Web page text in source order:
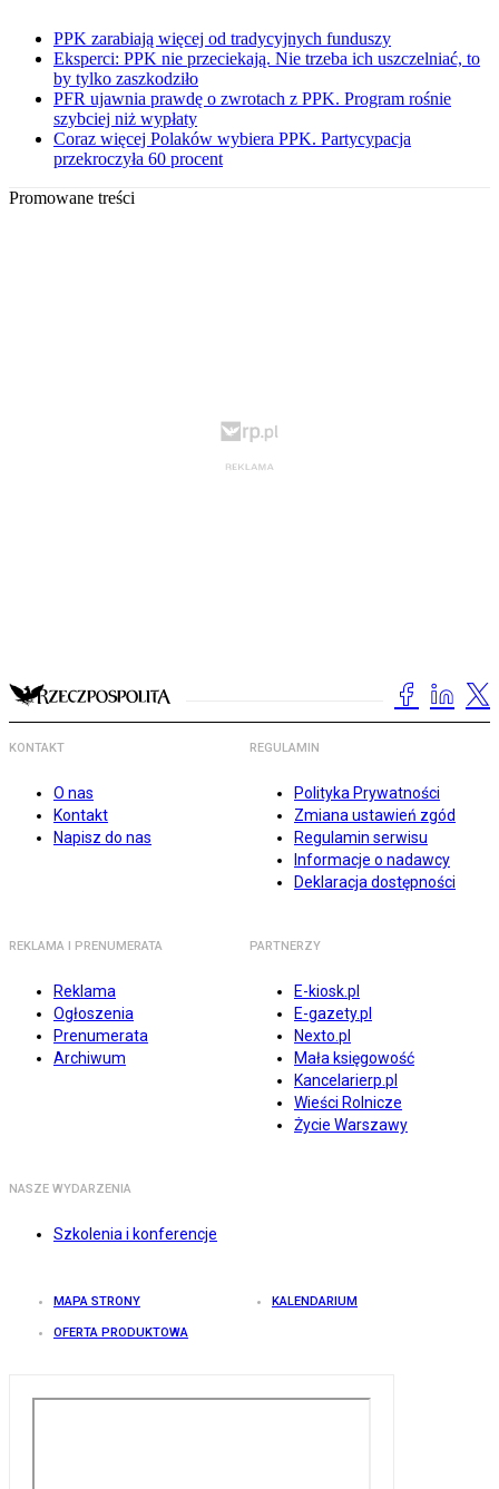
PPK zarabiają więcej od tradycyjnych funduszy
Eksperci: PPK nie przeciekają. Nie trzeba ich uszczelniać, to
by tylko zaszkodziło
PFR ujawnia prawdę o zwrotach z PPK. Program rośnie
szybciej niż wypłaty
Coraz więcej Polaków wybiera PPK. Partycypacja
przekroczyła 60 procent
Promowane treści
KONTAKT
O nas
Kontakt
Napisz do nas
REGULAMIN
Polityka Prywatności
Zmiana ustawień zgód
Regulamin serwisu
Informacje o nadawcy
Deklaracja dostępności
REKLAMA I PRENUMERATA
Reklama
Ogłoszenia
Prenumerata
Archiwum
PARTNERZY
E-kiosk.pl
E-gazety.pl
Nexto.pl
Mała księgowość
Kancelarierp.pl
Wieści Rolnicze
Życie Warszawy
NASZE WYDARZENIA
Szkolenia i konferencje
MAPA STRONY KALENDARIUM
OFERTA PRODUKTOWA